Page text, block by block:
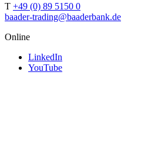
T +49 (0) 89 5150 0
baader-trading@baaderbank.de
Online
LinkedIn
YouTube